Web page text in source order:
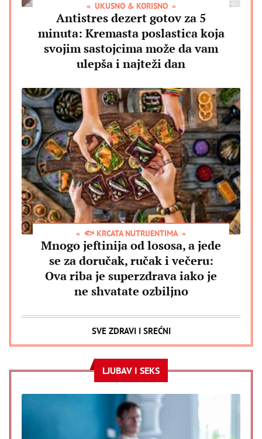
UKUSNO & KORISNO
Antistres dezert gotov za 5
minuta: Kremasta poslastica koja
svojim sastojcima može da vam
ulepša i najteži dan
🐟 KRCATA NUTRIJENTIMA
Mnogo jeftinija od lososa, a jede
se za doručak, ručak i večeru:
Ova riba je superzdrava iako je
ne shvatate ozbiljno
SVE ZDRAVI I SREĆNI
LJUBAV I SEKS